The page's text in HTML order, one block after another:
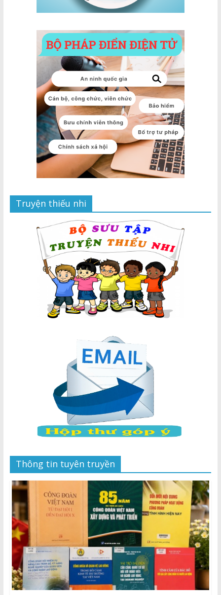
Truyện thiếu nhi
Thông tin tuyên truyền